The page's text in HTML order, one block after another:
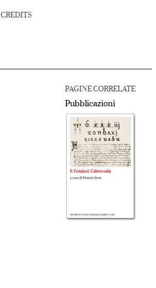
CREDITS
PAGINE CORRELATE
Pubblicazioni